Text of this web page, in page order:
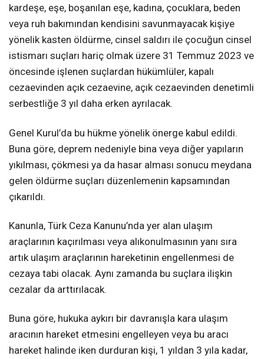
kardeşe, eşe, boşanılan eşe, kadına, çocuklara, beden
veya ruh bakımından kendisini savunmayacak kişiye
yönelik kasten öldürme, cinsel saldırı ile çocuğun cinsel
istismarı suçları hariç olmak üzere 31 Temmuz 2023 ve
öncesinde işlenen suçlardan hükümlüler, kapalı
cezaevinden açık cezaevine, açık cezaevinden denetimli
serbestliğe 3 yıl daha erken ayrılacak.
Genel Kurul’da bu hükme yönelik önerge kabul edildi.
Buna göre, deprem nedeniyle bina veya diğer yapıların
yıkılması, çökmesi ya da hasar alması sonucu meydana
gelen öldürme suçları düzenlemenin kapsamından
çıkarıldı.
Kanunla, Türk Ceza Kanunu’nda yer alan ulaşım
araçlarının kaçırılması veya alıkonulmasının yanı sıra
artık ulaşım araçlarının hareketinin engellenmesi de
cezaya tabi olacak. Aynı zamanda bu suçlara ilişkin
cezalar da arttırılacak.
Buna göre, hukuka aykırı bir davranışla kara ulaşım
aracının hareket etmesini engelleyen veya bu aracı
hareket halinde iken durduran kişi, 1 yıldan 3 yıla kadar,